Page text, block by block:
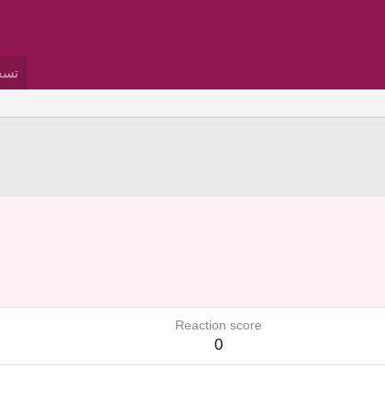
Reaction score
0